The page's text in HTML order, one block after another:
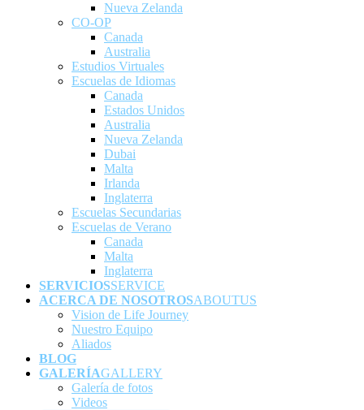
Nueva Zelanda
CO-OP
Canada
Australia
Estudios Virtuales
Escuelas de Idiomas
Canada
Estados Unidos
Australia
Nueva Zelanda
Dubai
Malta
Irlanda
Inglaterra
Escuelas Secundarias
Escuelas de Verano
Canada
Malta
Inglaterra
SERVICIOSSERVICE
ACERCA DE NOSOTROSABOUTUS
Vision de Life Journey
Nuestro Equipo
Aliados
BLOG
GALERÍAGALLERY
Galería de fotos
Videos